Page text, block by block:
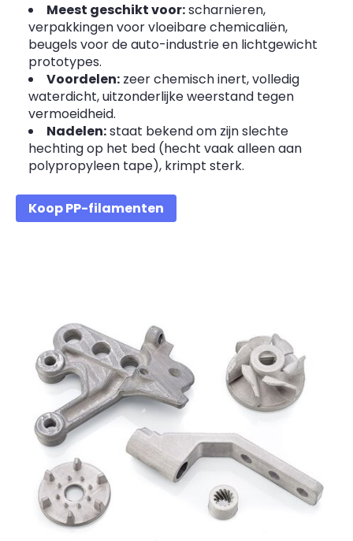
Meest geschikt voor:scharnieren,
verpakkingen voor vloeibare chemicaliën,
beugels voor de auto-industrie en lichtgewicht
prototypes.
Voordelen: zeer chemisch inert, volledig
waterdicht, uitzonderlijke weerstand tegen
vermoeidheid.
Nadelen:staat bekend om zijn slechte
hechting op het bed (hecht vaak alleen aan
polypropyleen tape), krimpt sterk.
Koop PP-filamenten